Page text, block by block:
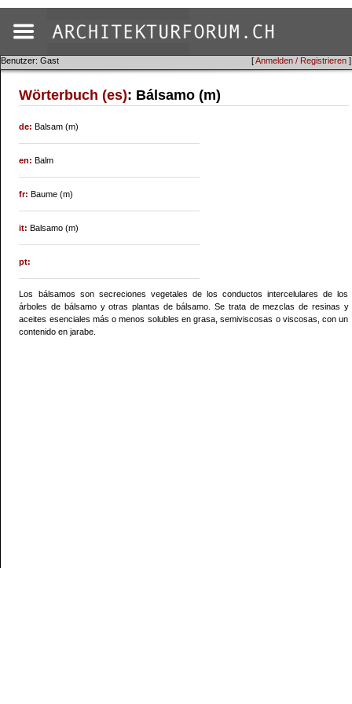
[Anmelden / Registrieren ]
Benutzer: Gast
Wörterbuch (es): Bálsamo (m)
de:Balsam (m)
en:Balm
fr:Baume (m)
it:Balsamo (m)
pt:
Los bálsamos son secreciones vegetales de los conductos intercelulares de los
árboles de bálsamo y otras plantas de bálsamo. Se trata de mezclas de resinas y
aceites esenciales más o menos solubles en grasa, semiviscosas o viscosas, con un
contenido en jarabe.